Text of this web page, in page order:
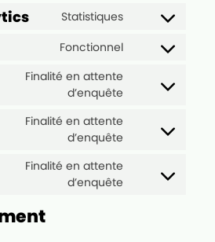
Statistiques Consent to
Fonctionnel Consent to
Finalité en attente
d’enquête
Consent to
Finalité en attente
d’enquête
Consent to
Finalité en attente
d’enquête
Consent to